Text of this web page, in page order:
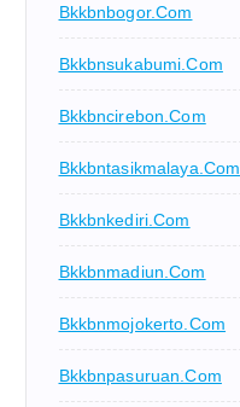
Bkkbnbogor.com
Bkkbnsukabumi.com
Bkkbncirebon.com
Bkkbntasikmalaya.com
Bkkbnkediri.com
Bkkbnmadiun.com
Bkkbnmojokerto.com
Bkkbnpasuruan.com